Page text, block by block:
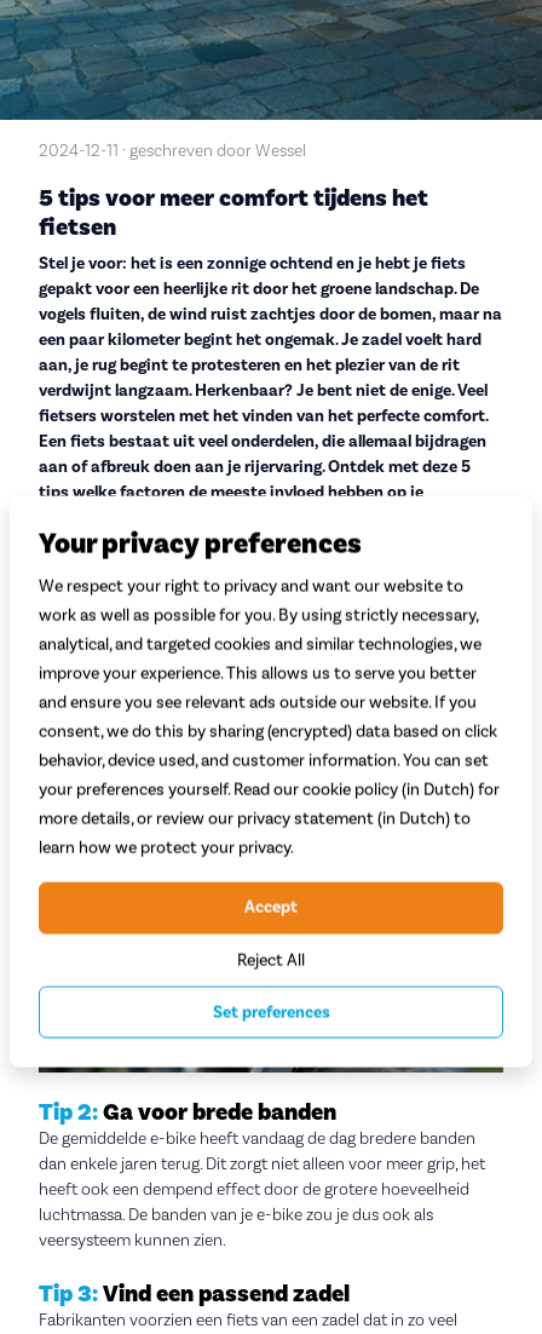
2024-12-11 · geschreven door Wessel
5 tips voor meer comfort tijdens het
fietsen
Stel je voor: het is een zonnige ochtend en je hebt je fiets
gepakt voor een heerlijke rit door het groene landschap. De
vogels fluiten, de wind ruist zachtjes door de bomen, maar na
een paar kilometer begint het ongemak. Je zadel voelt hard
aan, je rug begint te protesteren en het plezier van de rit
verdwijnt langzaam. Herkenbaar? Je bent niet de enige. Veel
fietsers worstelen met het vinden van het perfecte comfort.
Een fiets bestaat uit veel onderdelen, die allemaal bijdragen
aan of afbreuk doen aan je rijervaring. Ontdek met deze 5
tips welke factoren de meeste invloed hebben op je
Tip 1:
Kies een e-bike met verende voorvork
en zadelpen
Fietsen op een hobbelig wegdek is geen pretje als alle schokken
door je armen of romp opgevangen moeten worden. Gelukkig
kunnen de zadelpen en voorvork veel trillingen dempen. Mits ze
zijn uitgerust met vering. Zo hou je lange ritten over onverharde
wegen langer vol. Stoor je je vooral aan de schokken die via het
stuur op je armen uitgeoefend worden? Er zijn ook veel
elektrische fietsen op de markt die een geveerde voorvork in
combinatie met een reguliere zadelpen hebben. Test alle
varianten uitvoerig op verschillende ondergronden, zo weet je
zeker dat je de juiste keuze maakt.
Tip 2:Ga voor brede banden
De gemiddelde e-bike heeft vandaag de dag bredere banden
dan enkele jaren terug. Dit zorgt niet alleen voor meer grip, het
heeft ook een dempend effect door de grotere hoeveelheid
luchtmassa. De banden van je e-bike zou je dus ook als
veersysteem kunnen zien.
Tip 3:Vind een passend zadel
Fabrikanten voorzien een fiets van een zadel dat in zo veel
Your privacy preferences
We respect your right to privacy and want our website to
work as well as possible for you. By using strictly necessary,
analytical, and targeted cookies and similar technologies, we
improve your experience. This allows us to serve you better
and ensure you see relevant ads outside our website. If you
consent, we do this by sharing (encrypted) data based on click
behavior, device used, and customer information. You can set
your preferences yourself. Read our cookie policy (in Dutch) for
more details, or review our privacy statement (in Dutch) to
learn how we protect your privacy.
Reject All
Accept
Set preferences